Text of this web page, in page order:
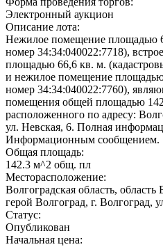
Электронный аукцион
Описание лота:
Нежилое помещение площадью
номер 34:34:040022:7718),
площадью 66,6 кв. м.
и нежилое помещение
номер 34:34:040022:7760),
помещения общей площадью
расположенного по адресу:
ул. Невская, 6. Полная
Информационным сообщением.
Общая площадь:
142.3 м^2 общ. пл
Месторасположение:
Волгоградская область, область
герой Волгоград, г. Волгоград,
Статус:
Опубликован
Начальная цена: